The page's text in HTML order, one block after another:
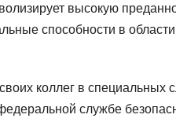
высокую
способности в
коллег в специальных
службе